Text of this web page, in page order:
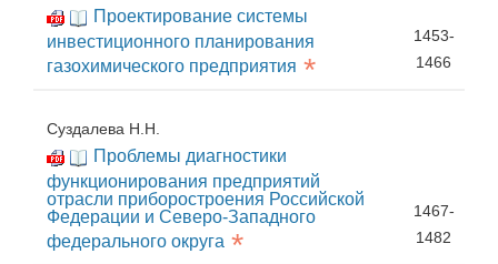
Проектирование системы
инвестиционного планирования
газохимического предприятия *
1453-
1466
Суздалева Н.Н.
Проблемы диагностики
функционирования предприятий
отрасли приборостроения Российской
Федерации и Северо-Западного
федерального округа *
1467-
1482